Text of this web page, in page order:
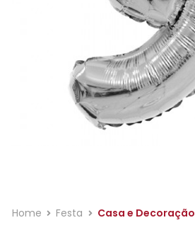
Home Festa Casa e Decoração